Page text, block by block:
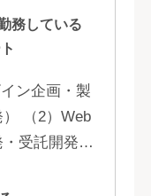
務している
ン企画・製
（2）Web
受託開発）